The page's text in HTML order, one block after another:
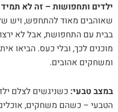
ילדים ותחפושות – זה לא
שאוהבים מאוד להתחפש, ויש
בבית עם התחפושת, אבל לא
מוכנים לכך, ובלי כעס. הביאו
ומשחקים אהובים.
במצב טבעי: כשניגשים לצלם
הטבעי – כשהם משחקים,